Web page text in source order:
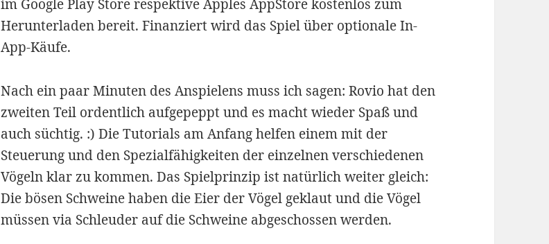
im Google Play Store respektive Apples AppStore kostenlos zum
Herunterladen bereit. Finanziert wird das Spiel über optionale In-
App-Käufe.
Nach ein paar Minuten des Anspielens muss ich sagen: Rovio hat den
zweiten Teil ordentlich aufgepeppt und es macht wieder Spaß und
auch süchtig. :) Die Tutorials am Anfang helfen einem mit der
Steuerung und den Spezialfähigkeiten der einzelnen verschiedenen
Vögeln klar zu kommen. Das Spielprinzip ist natürlich weiter gleich:
Die bösen Schweine haben die Eier der Vögel geklaut und die Vögel
müssen via Schleuder auf die Schweine abgeschossen werden.